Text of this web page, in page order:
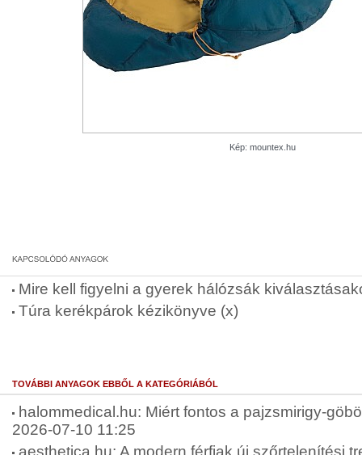
Kép: mountex.hu
Mire kell figyelni a gyerek hálózsák
Túra kerékpárok kézikönyve (x)
TOVÁBBI ANYAGOK EBBŐL A KATEGÓRIÁBÓL
halommedical.hu: Miért fontos a pajzsmirigy-
2026-07-10 11:25
aesthetica.hu: A modern férfiak új szőrtelenítési